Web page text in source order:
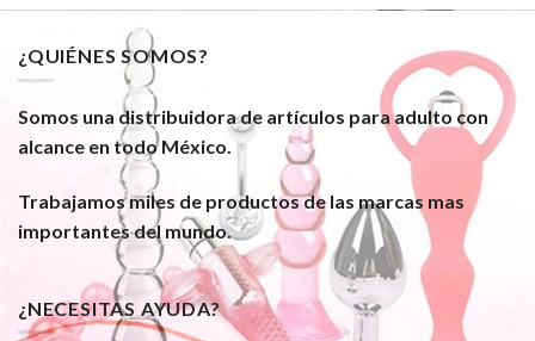
¿QUIÉNES SOMOS?
Somos una distribuidora de artículos para adulto con
alcance en todo México.
Trabajamos miles de productos de las marcas mas
importantes del mundo.
¿NECESITAS AYUDA?